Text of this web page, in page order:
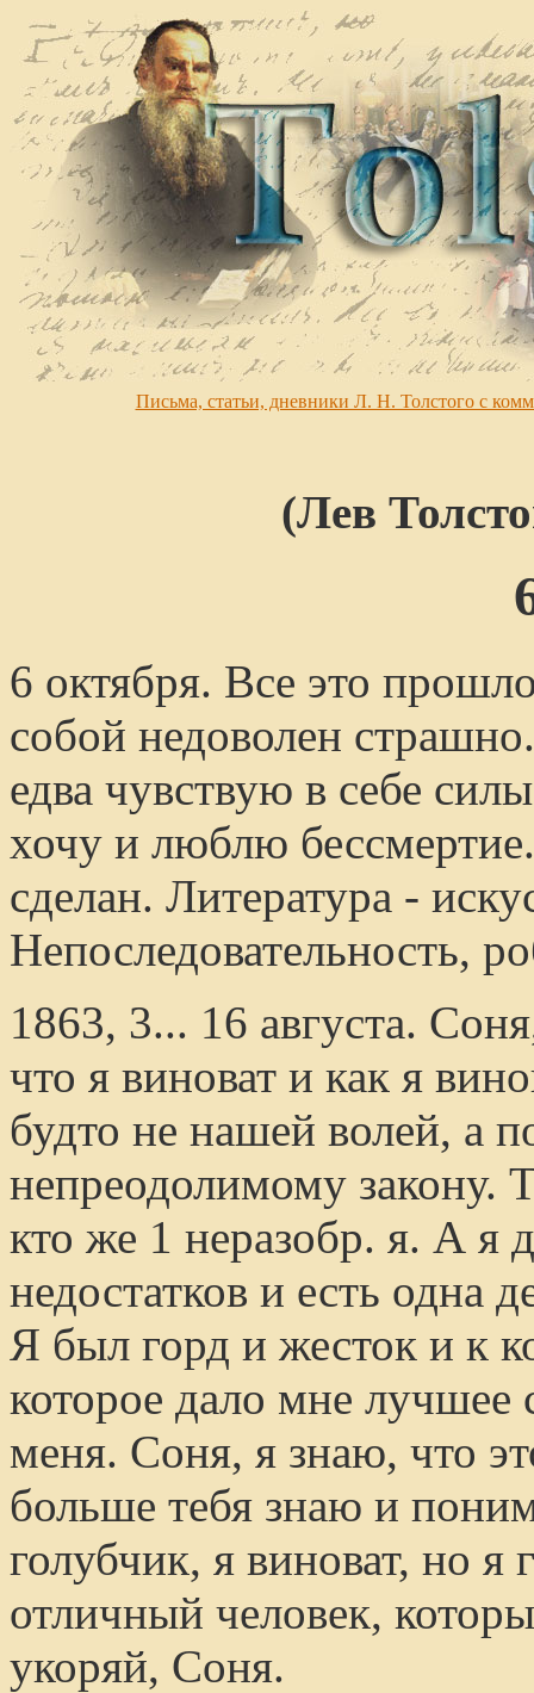
Письма, статьи, дневники Л. Н. Толстого с
(Лев
6 октября. Все это
собой недоволен
едва чувствую в себе
хочу и люблю
сделан. Литература -
Непоследовательность,
1863, 3... 16 августа.
что я виноват и как я
будто не нашей волей, а
непреодолимому закону.
кто же 1 неразобр. я. А я
недостатков и есть одна
Я был горд и жесток и к
которое дало мне лучшее
меня. Соня, я знаю, что
больше тебя знаю и
голубчик, я виноват, но я
отличный человек,
укоряй, Соня.